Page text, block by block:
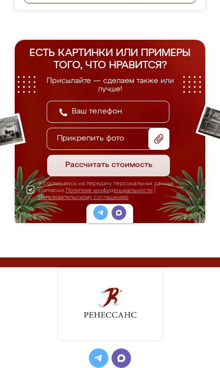
ЕСТЬ КАРТИНКИ ИЛИ ПРИМЕРЫ
ТОГО, ЧТО НРАВИТСЯ?
Присылайте — сделаем также или
лучше!
Прикрепить фото
Рассчитать стоимость
Я соглашаюсь на передачу персональных данных
согласно Политике конфиденциальности
Пользовательскому соглашению